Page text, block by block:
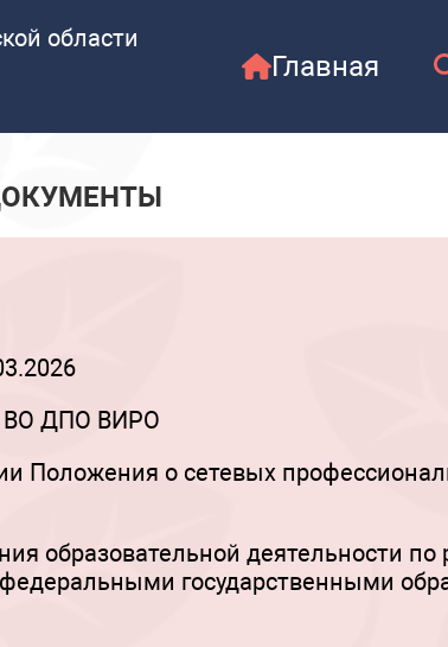
области
Главная
ДПО ВИРО
Положения о сетевых
образовательной деятельности по
государственными